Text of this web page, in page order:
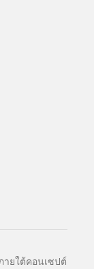
ายใต้คอนเซปต์